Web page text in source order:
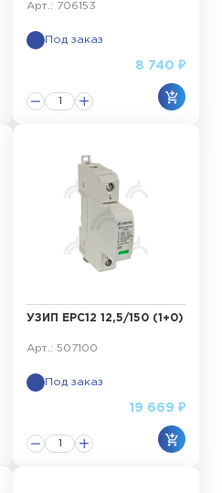
Арт.: 706153
Под заказ
8 740 ₽
УЗИП ЕРС12 12,5/150 (1+0)
Арт.: 507100
Под заказ
19 669 ₽